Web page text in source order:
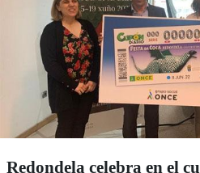
Redondela celebra en el